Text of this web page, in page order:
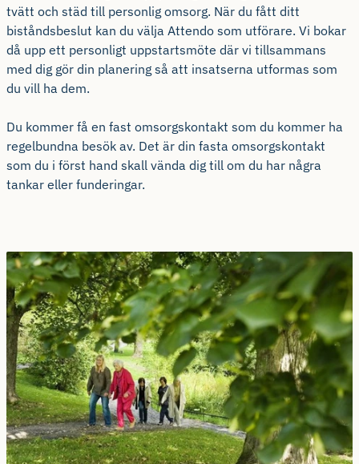
tvätt och städ till personlig omsorg. När du fått ditt
biståndsbeslut kan du välja Attendo som utförare. Vi bokar
då upp ett personligt uppstartsmöte där vi tillsammans
med dig gör din planering så att insatserna utformas som
du vill ha dem.
Du kommer få en fast omsorgskontakt som du kommer ha
regelbundna besök av. Det är din fasta omsorgskontakt
som du i först hand skall vända dig till om du har några
tankar eller funderingar.